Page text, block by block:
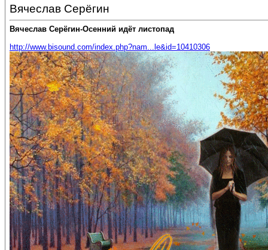
Вячеслав Серёгин
Вячеслав Серёгин-Осенний идёт листопад
http://www.bisound.com/index.php?nam...le&id=10410306